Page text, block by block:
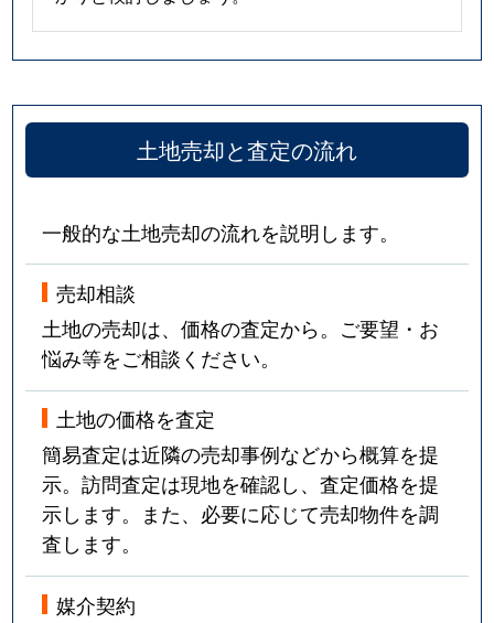
土地売却と査定の流れ
一般的な土地売却の流れを説明します。
売却相談
土地の売却は、価格の査定から。ご要望・お
悩み等をご相談ください。
土地の価格を査定
簡易査定は近隣の売却事例などから概算を提
示。訪問査定は現地を確認し、査定価格を提
示します。また、必要に応じて売却物件を調
査します。
媒介契約